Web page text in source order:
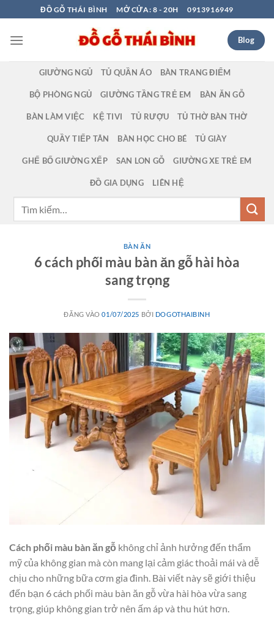
qua
nội
ĐỒ GỖ THÁI BÌNH MỞ CỬA: 8 - 20H 0913916949
Blog
GIƯỜNG NGỦ TỦ QUẦN ÁO BÀN TRANG ĐIỂM
BỘ PHÒNG NGỦ GIƯỜNG TẦNG TRẺ EM BÀN ĂN GỖ
BÀN LÀM VIỆC KỆ TIVI TỦ RƯỢU TỦ THỜ BÀN THỜ
QUẦY TIẾP TÂN BÀN HỌC CHO BÉ TỦ GIÀY
GHẾ BỐ GIƯỜNG XẾP SAN LON GỖ GIƯỜNG XE TRẺ EM
ĐỒ GIA DỤNG LIÊN HỆ
BÀN ĂN
6 cách phối màu bàn ăn gỗ hài hòa
sang trọng
ĐĂNG VÀO01/07/2025 BỞI DOGOTHAIBINH
Cách phối màu bàn ăn gỗ không chỉ ảnh hưởng đến thẩm
mỹ của không gian mà còn mang lại cảm giác thoải mái và dễ
chịu cho những bữa cơm gia đình. Bài viết này sẽ giới thiệu
đến bạn 6 cách phối màu bàn ăn gỗ vừa hài hòa vừa sang
trọng, giúp không gian trở nên ấm áp và thu hút hơn.